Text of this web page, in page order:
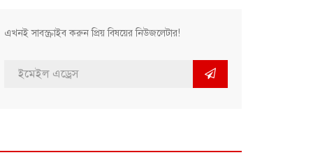
এখনই সাবস্ক্রাইব করুন প্রিয় বিষয়ের নিউজলেটার!